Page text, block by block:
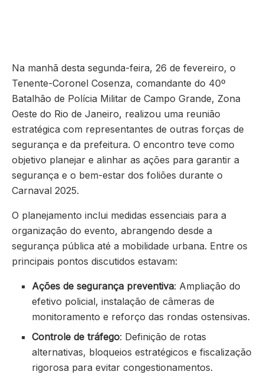
Na manhã desta segunda-feira, 26 de fevereiro, o
Tenente-Coronel Cosenza, comandante do 40º
Batalhão de Polícia Militar de Campo Grande, Zona
Oeste do Rio de Janeiro, realizou uma reunião
estratégica com representantes de outras forças de
segurança e da prefeitura. O encontro teve como
objetivo planejar e alinhar as ações para garantir a
segurança e o bem-estar dos foliões durante o
Carnaval 2025.
O planejamento inclui medidas essenciais para a
organização do evento, abrangendo desde a
segurança pública até a mobilidade urbana. Entre os
principais pontos discutidos estavam:
Ações de segurança preventiva: Ampliação do
efetivo policial, instalação de câmeras de
monitoramento e reforço das rondas ostensivas.
Controle de tráfego: Definição de rotas
alternativas, bloqueios estratégicos e fiscalização
rigorosa para evitar congestionamentos.